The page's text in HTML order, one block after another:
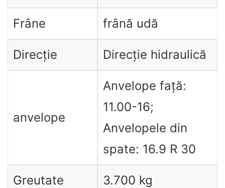
Frâne frână udă
Direcție Direcție hidraulică
anvelope
Anvelope față:
11.00-16;
Anvelopele din
spate: 16.9 R 30
Greutate 3.700 kg